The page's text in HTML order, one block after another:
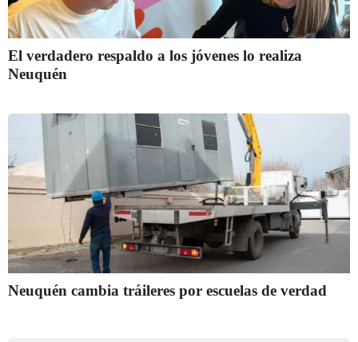
El verdadero respaldo a los jóvenes lo realiza
Neuquén
Neuquén cambia tráileres por escuelas de verdad